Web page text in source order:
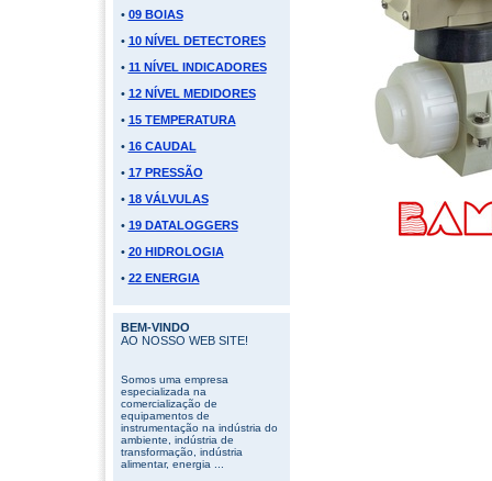
• 09 BOIAS
• 10 NÍVEL DETECTORES
• 11 NÍVEL INDICADORES
• 12 NÍVEL MEDIDORES
• 15 TEMPERATURA
• 16 CAUDAL
• 17 PRESSÃO
• 18 VÁLVULAS
• 19 DATALOGGERS
• 20 HIDROLOGIA
• 22 ENERGIA
BEM-VINDO
AO NOSSO WEB SITE!
Somos uma empresa
especializada na
comercialização de
equipamentos de
instrumentação na indústria do
ambiente, indústria de
transformação, indústria
alimentar, energia ...